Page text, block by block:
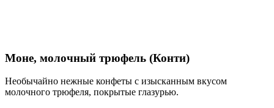
Моне, молочный трюфель (Конти)
Необычайно нежные конфеты с изысканным вкусом
молочного трюфеля, покрытые глазурью.